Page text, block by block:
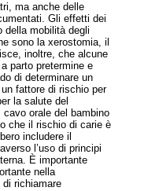
ma anche delle
Gli effetti dei
della mobilità degli
sono la xerostomia, il
inoltre, che alcune
parto pretermine e
di determinare un
fattore di rischio per
la salute del
orale del bambino
che il rischio di carie è
includere il
l’uso di principi
È importante
nella
richiamare